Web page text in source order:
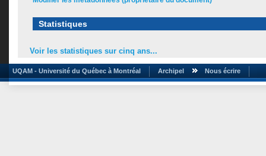
Statistiques
Voir les statistiques sur cinq ans...
UQAM - Université du Québec à Montréal Archipel Nous écrire